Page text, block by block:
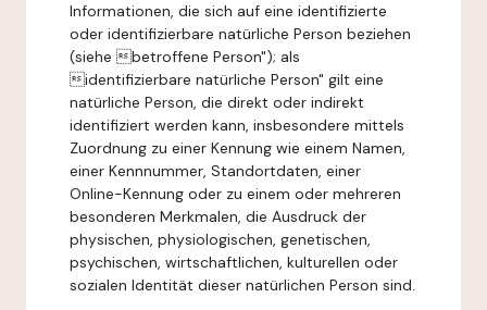
Informationen, die sich auf eine identifizierte
oder identifizierbare natürliche Person beziehen
(siehe betroffene Person"); als
identifizierbare natürliche Person" gilt eine
natürliche Person, die direkt oder indirekt
identifiziert werden kann, insbesondere mittels
Zuordnung zu einer Kennung wie einem Namen,
einer Kennnummer, Standortdaten, einer
Online-Kennung oder zu einem oder mehreren
besonderen Merkmalen, die Ausdruck der
physischen, physiologischen, genetischen,
psychischen, wirtschaftlichen, kulturellen oder
sozialen Identität dieser natürlichen Person sind.